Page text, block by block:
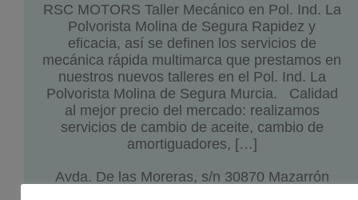
RSC MOTORS Taller Mecánico en Pol. Ind. La
Polvorista Molina de Segura Rapidez y
eficacia, así se definen los servicios de
mecánica rápida multimarca que prestamos en
nuestros nuevos talleres en el Pol. Ind. La
Polvorista Molina de Segura Murcia. Calidad
al mejor precio del mercado: realizamos
servicios de cambio de aceite, cambio de
amortiguadores, […]
Avda. De las Moreras, s/n 30870 Mazarrón